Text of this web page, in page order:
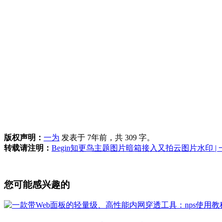
版权声明： 一为 发表于 7年前，共 309 字。
转载请注明： Begin知更鸟主题图片暗箱接入又拍云图片水印 |
您可能感兴趣的